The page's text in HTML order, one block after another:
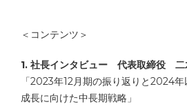
＜コンテンツ＞
1. 社長インタビュー 代表取締役 二
「2023年12月期の振り返りと2024
成長に向けた中長期戦略」